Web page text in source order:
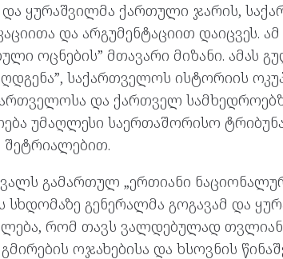
და ყურაშვილმა ქართული ჯარის,
და არგუმენტაციით დაიცვეს. ამ
ოცნების” მთავარი მიზანი. ამას
საქართველოს ისტორიის
და ქართველ
უმაღლესი საერთაშორისო
შეტრიალებით.
გამართულ „ერთიანი
გენერალმა გოგავამ და
რომ თავს ვალდებულად
ოჯახებისა და ხსოვნის